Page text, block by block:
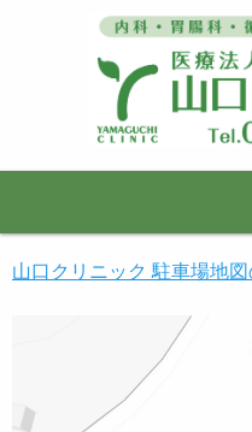
山口クリニック 駐車場地